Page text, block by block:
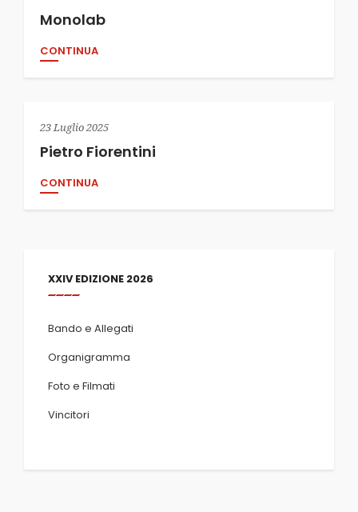
Monolab
CONTINUA
23 Luglio 2025
Pietro Fiorentini
CONTINUA
XXIV EDIZIONE 2026
Bando e Allegati
Organigramma
Foto e Filmati
Vincitori